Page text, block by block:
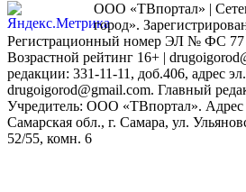
ООО «ТВпортал» |
город».
Регистрационный номер ЭЛ № ФС 77 -
Возрастной рейтинг 16+ |
редакции: 331-11-11, доб.406, адрес
drugoigorod@gmail.com. Главный
Учредитель: ООО «ТВпортал». Адрес
Самарская обл., г. Самара, ул.
52/55, комн. 6